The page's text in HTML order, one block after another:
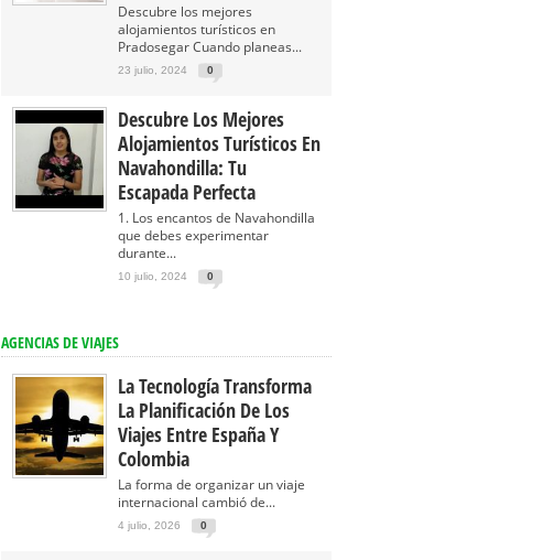
Descubre los mejores
alojamientos turísticos en
Pradosegar Cuando planeas...
23 julio, 2024 0
Descubre Los Mejores
Alojamientos Turísticos En
Navahondilla: Tu
Escapada Perfecta
1. Los encantos de Navahondilla
que debes experimentar
durante...
10 julio, 2024 0
AGENCIAS DE VIAJES
La Tecnología Transforma
La Planificación De Los
Viajes Entre España Y
Colombia
La forma de organizar un viaje
internacional cambió de...
4 julio, 2026 0